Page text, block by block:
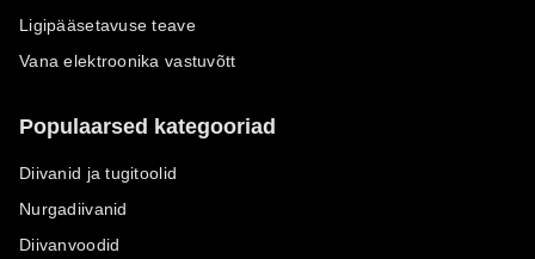
Ligipääsetavuse teave
Vana elektroonika vastuvõtt
Populaarsed kategooriad
Diivanid ja tugitoolid
Nurgadiivanid
Diivanvoodid